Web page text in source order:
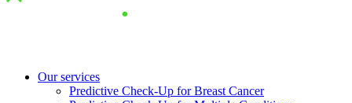
Our services
Predictive Check-Up for Breast Cancer